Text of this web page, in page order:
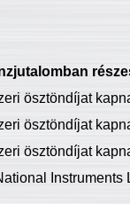
ösztöndíjat
ösztöndíjat
ösztöndíjat